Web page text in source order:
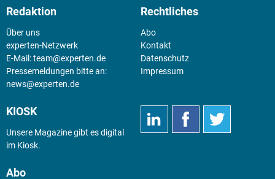
Redaktion
Über uns
experten-Netzwerk
E-Mail:team@experten.de
Pressemeldungen bitte an:
news@experten.de
Rechtliches
Abo
Kontakt
Datenschutz
Impressum
KIOSK
Unsere Magazine gibt es digital
im Kiosk.
Abo